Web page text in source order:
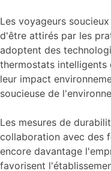
Les voyageurs
d'être attirés par les
adoptent des
thermostats intelligents
leur impact
soucieuse de
Les mesures de
collaboration avec des
encore davantage
favorisent